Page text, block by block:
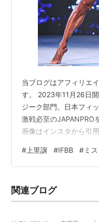
当ブログはアフィリエ
す。 2023年11月26日
ジーク部門。日本フィ
激戦必至のJAPANPRO
画像はインスタから引
ドを獲得。2023年11月
も優勝。プロキャリア
界に雷神のごとく現れ
どのようなキャリアを
# 上里譲 #IFBB #ミ
関連ブログ